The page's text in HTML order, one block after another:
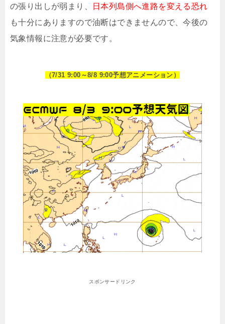
の張り出しが弱まり、
日本列島側へ進路を変える恐れ
も十分にありますので油断はできませんので、今後の
気象情報に注意が必要です。
（7/31 9:00～8/8 9:00予想アニメーション）
スポンサードリンク